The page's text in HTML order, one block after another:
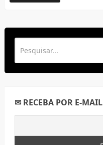
✉ RECEBA POR E-MAIL